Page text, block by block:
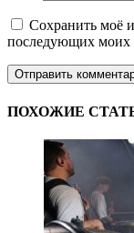
Сохранить моё
последующих моих
ПОХОЖИЕ